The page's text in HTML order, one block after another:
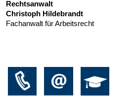
Rechtsanwalt
Christoph Hildebrandt
Fachanwalt für Arbeitsrecht